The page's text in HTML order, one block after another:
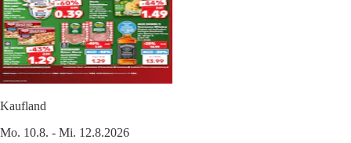
Kaufland
Mo. 10.8. - Mi. 12.8.2026